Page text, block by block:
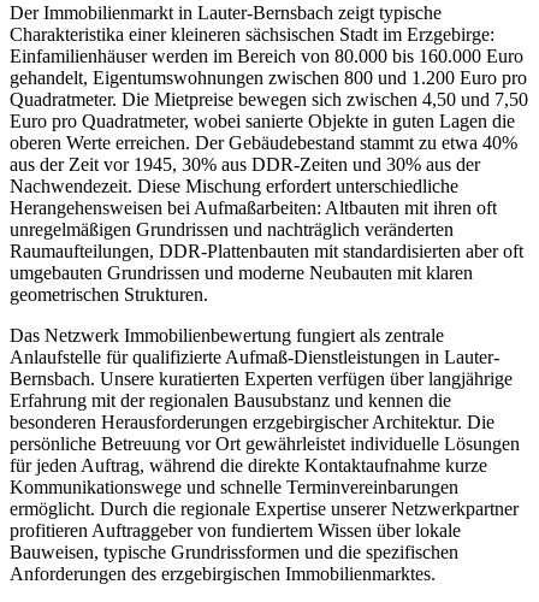
Der Immobilienmarkt in Lauter-Bernsbach zeigt typische
Charakteristika einer kleineren sächsischen Stadt im Erzgebirge:
Einfamilienhäuser werden im Bereich von 80.000 bis 160.000 Euro
gehandelt, Eigentumswohnungen zwischen 800 und 1.200 Euro pro
Quadratmeter. Die Mietpreise bewegen sich zwischen 4,50 und 7,50
Euro pro Quadratmeter, wobei sanierte Objekte in guten Lagen die
oberen Werte erreichen. Der Gebäudebestand stammt zu etwa 40%
aus der Zeit vor 1945, 30% aus DDR-Zeiten und 30% aus der
Nachwendezeit. Diese Mischung erfordert unterschiedliche
Herangehensweisen bei Aufmaßarbeiten: Altbauten mit ihren oft
unregelmäßigen Grundrissen und nachträglich veränderten
Raumaufteilungen, DDR-Plattenbauten mit standardisierten aber oft
umgebauten Grundrissen und moderne Neubauten mit klaren
geometrischen Strukturen.
Das Netzwerk Immobilienbewertung fungiert als zentrale
Anlaufstelle für qualifizierte Aufmaß-Dienstleistungen in Lauter-
Bernsbach. Unsere kuratierten Experten verfügen über langjährige
Erfahrung mit der regionalen Bausubstanz und kennen die
besonderen Herausforderungen erzgebirgischer Architektur. Die
persönliche Betreuung vor Ort gewährleistet individuelle Lösungen
für jeden Auftrag, während die direkte Kontaktaufnahme kurze
Kommunikationswege und schnelle Terminvereinbarungen
ermöglicht. Durch die regionale Expertise unserer Netzwerkpartner
profitieren Auftraggeber von fundiertem Wissen über lokale
Bauweisen, typische Grundrissformen und die spezifischen
Anforderungen des erzgebirgischen Immobilienmarktes.